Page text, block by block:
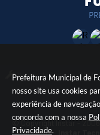
Prefeitura Municipal de
nosso site usa cookies
experiência de
concorda com a nossa
Privacidade.
Versão do Sistema: 3.5.3
© Copyright Instar -
reservados -